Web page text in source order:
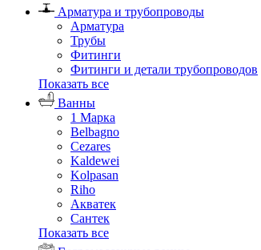
Арматура и трубопроводы
Арматура
Трубы
Фитинги
Фитинги и детали трубопроводов
Показать все
Ванны
1 Марка
Belbagno
Cezares
Kaldewei
Kolpasan
Riho
Акватек
Сантек
Показать все